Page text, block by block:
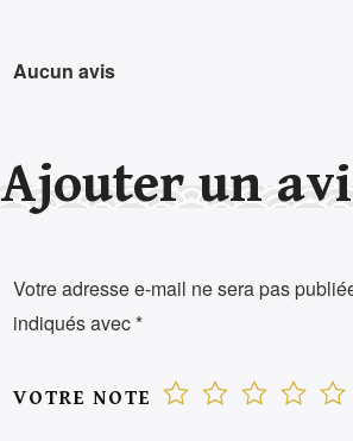
Aucun avis
Ajouter un
Votre adresse e-mail ne sera pas
indiqués avec*
VOTRE NOTE